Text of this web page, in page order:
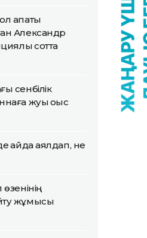
апаты
Александр
сотта
сенбілік
жуық қоқыс
қайда аялдап, не
жұмысы